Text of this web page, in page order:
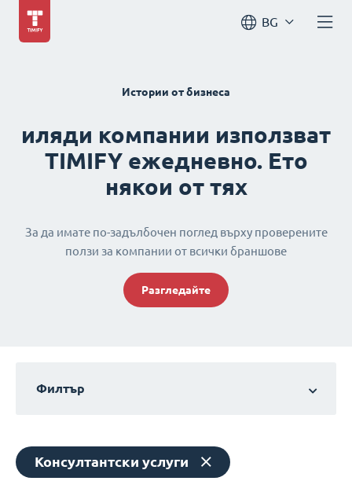
BG
Истории от бизнеса
иляди компании използват
TIMIFY ежедневно. Ето
някои от тях
За да имате по-задълбочен поглед върху проверените
ползи за компании от всички браншове
Разгледайте
Филтър
Консултантски услуги